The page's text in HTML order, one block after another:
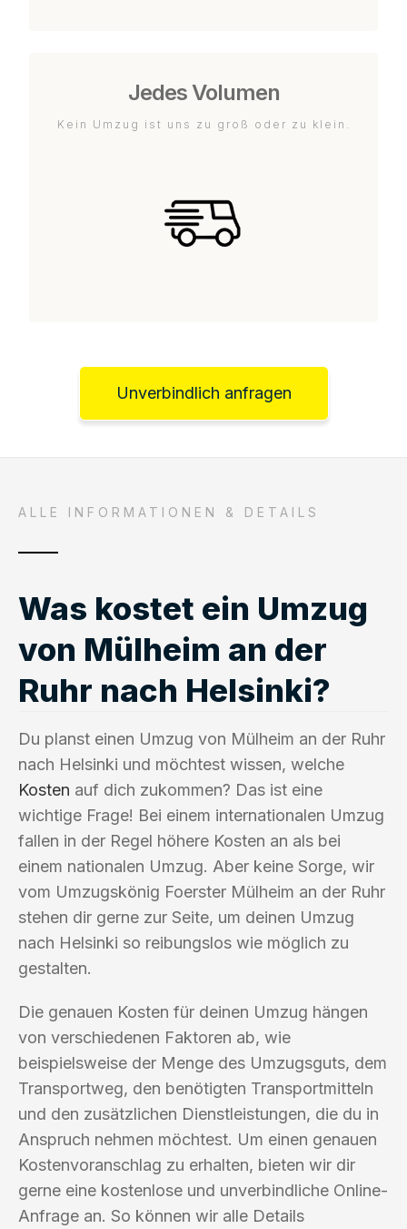
Jedes Volumen
Kein Umzug ist uns zu groß oder zu klein.
Unverbindlich anfragen
ALLE INFORMATIONEN & DETAILS
Was kostet ein Umzug
von Mülheim an der
Ruhr nach Helsinki?
Du planst einen Umzug von Mülheim an der Ruhr
nach Helsinki und möchtest wissen, welche
Kosten auf dich zukommen? Das ist eine
wichtige Frage! Bei einem internationalen Umzug
fallen in der Regel höhere Kosten an als bei
einem nationalen Umzug. Aber keine Sorge, wir
vom Umzugskönig Foerster Mülheim an der Ruhr
stehen dir gerne zur Seite, um deinen Umzug
nach Helsinki so reibungslos wie möglich zu
gestalten.
Die genauen Kosten für deinen Umzug hängen
von verschiedenen Faktoren ab, wie
beispielsweise der Menge des Umzugsguts, dem
Transportweg, den benötigten Transportmitteln
und den zusätzlichen Dienstleistungen, die du in
Anspruch nehmen möchtest. Um einen genauen
Kostenvoranschlag zu erhalten, bieten wir dir
gerne eine kostenlose und unverbindliche Online-
Anfrage an. So können wir alle Details